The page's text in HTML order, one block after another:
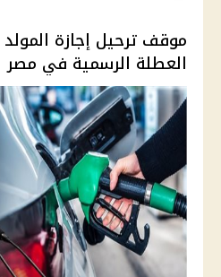
العطلة الرسمية في مصر